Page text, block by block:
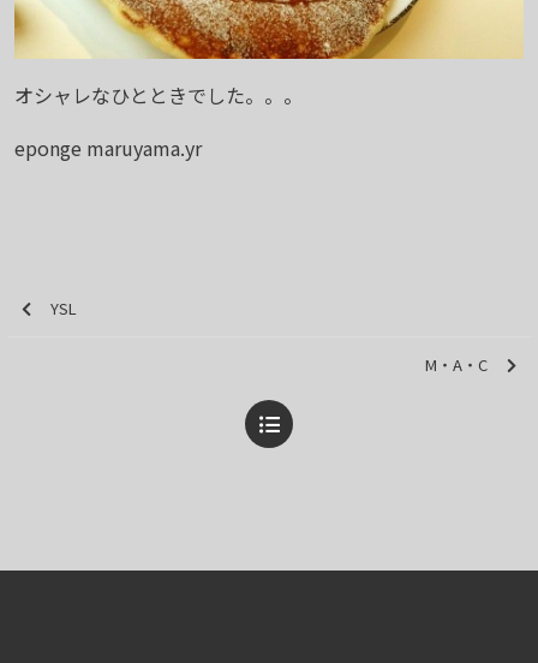
オシャレなひとときでした。。。
eponge maruyama.yr
YSL
M・A・C